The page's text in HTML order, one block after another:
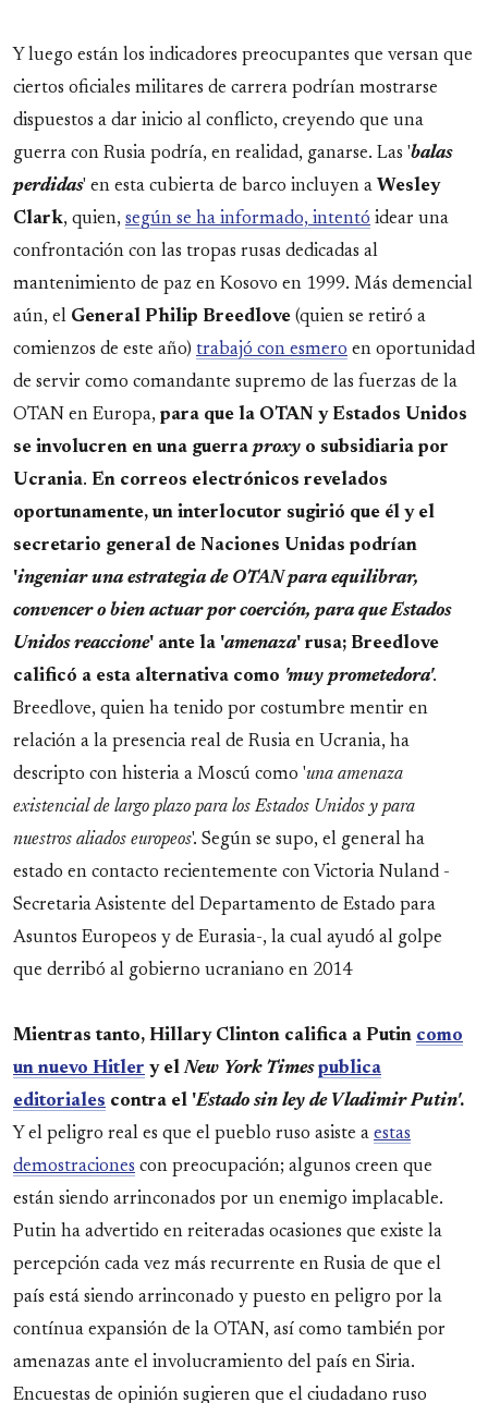
Y luego están los indicadores preocupantes que versan que
ciertos oficiales militares de carrera podrían mostrarse
dispuestos a dar inicio al conflicto, creyendo que una
guerra con Rusia podría, en realidad, ganarse. Las 'balas
perdidas' en esta cubierta de barco incluyen a Wesley
Clark, quien, según se ha informado, intentó idear una
confrontación con las tropas rusas dedicadas al
mantenimiento de paz en Kosovo en 1999. Más demencial
aún, el General Philip Breedlove (quien se retiró a
comienzos de este año) trabajó con esmero en oportunidad
de servir como comandante supremo de las fuerzas de la
OTAN en Europa, para que la OTAN y Estados Unidos
se involucren en una guerra proxy o subsidiaria por
Ucrania. En correos electrónicos revelados
oportunamente, un interlocutor sugirió que él y el
secretario general de Naciones Unidas podrían
'ingeniar una estrategia de OTAN para equilibrar,
convencer o bien actuar por coerción, para que Estados
Unidos reaccione' ante la 'amenaza' rusa; Breedlove
calificó a esta alternativa como 'muy prometedora'.
Breedlove, quien ha tenido por costumbre mentir en
relación a la presencia real de Rusia en Ucrania, ha
descripto con histeria a Moscú como 'una amenaza
existencial de largo plazo para los Estados Unidos y para
nuestros aliados europeos'. Según se supo, el general ha
estado en contacto recientemente con Victoria Nuland -
Secretaria Asistente del Departamento de Estado para
Asuntos Europeos y de Eurasia-, la cual ayudó al golpe
que derribó al gobierno ucraniano en 2014
Mientras tanto, Hillary Clinton califica a Putin como
un nuevo Hitler y elNew York Timespublica
editoriales contra el 'Estado sin ley de Vladimir Putin'.
Y el peligro real es que el pueblo ruso asiste a estas
demostraciones con preocupación; algunos creen que
están siendo arrinconados por un enemigo implacable.
Putin ha advertido en reiteradas ocasiones que existe la
percepción cada vez más recurrente en Rusia de que el
país está siendo arrinconado y puesto en peligro por la
contínua expansión de la OTAN, así como también por
amenazas ante el involucramiento del país en Siria.
Encuestas de opinión sugieren que el ciudadano ruso